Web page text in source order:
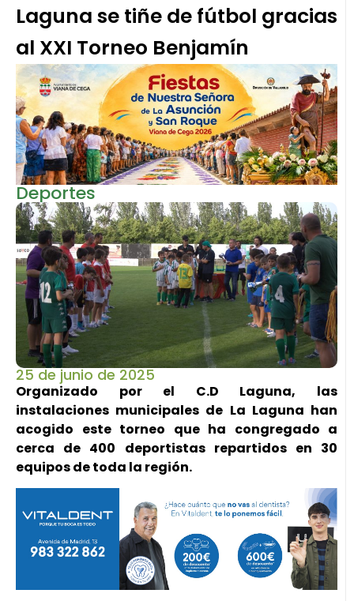
Laguna se tiñe de fútbol gracias
al XXI Torneo Benjamín
Deportes
25 de junio de 2025
Organizado por el C.D Laguna, las
instalaciones municipales de La Laguna han
acogido este torneo que ha congregado a
cerca de 400 deportistas repartidos en 30
equipos de toda la región.